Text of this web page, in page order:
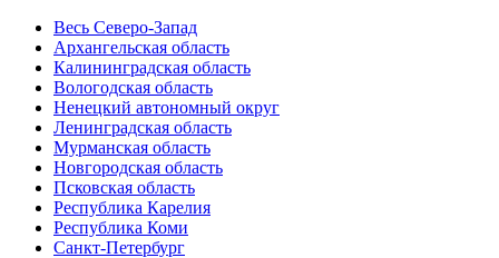
Весь Северо-Запад
Архангельская область
Калининградская область
Вологодская область
Ненецкий автономный округ
Ленинградская область
Мурманская область
Новгородская область
Псковская область
Республика Карелия
Республика Коми
Санкт-Петербург